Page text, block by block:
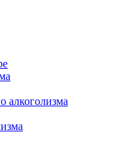
алкоголизма